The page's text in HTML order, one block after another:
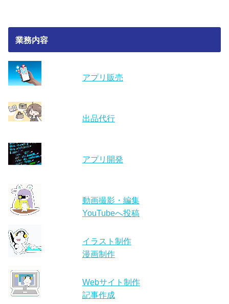
業務内容
アプリ販売
出品代行
アプリ開発
動画撮影・編集
YouTubeへ投稿
イラスト制作
漫画制作
Webサイト制作
記事作成